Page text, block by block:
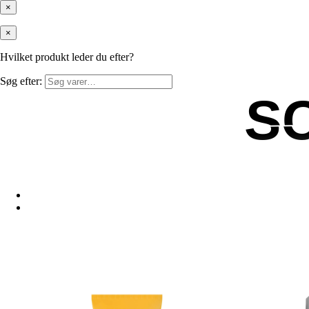
×
×
Hvilket produkt leder du efter?
Søg efter: